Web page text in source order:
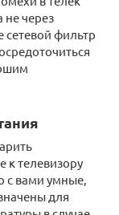
через
сетевой фильтр
к телевизору
с вами умные,
для